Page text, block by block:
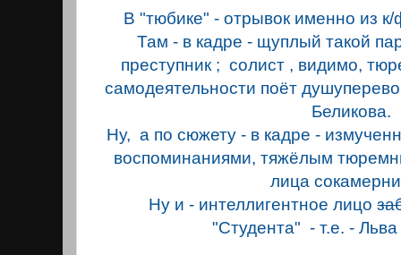
В "тюбике" - отрывок именно из
Там - в кадре - щуплый такой
преступник ; солист , видимо,
самодеятельности поёт
Беликова.
Ну, а по сюжету - в кадре -
воспоминаниями, тяжёлым
лица
Ну и - интеллигентное лицо
"Студента" - т.е. -